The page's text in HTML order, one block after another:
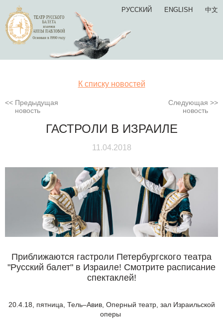
РУССКИЙ ENGLISH 中文
К списку новостей
Предыдущая
новость
ГАСТРОЛИ В ИЗРАИЛЕ
11.04.2018
Следующая
новость
Приближаются гастроли Петербургского театра
"Русский балет" в Израиле! Смотрите расписание
спектаклей!
20.4.18, пятница, Тель–Авив, Оперный театр, зал Израильской
оперы